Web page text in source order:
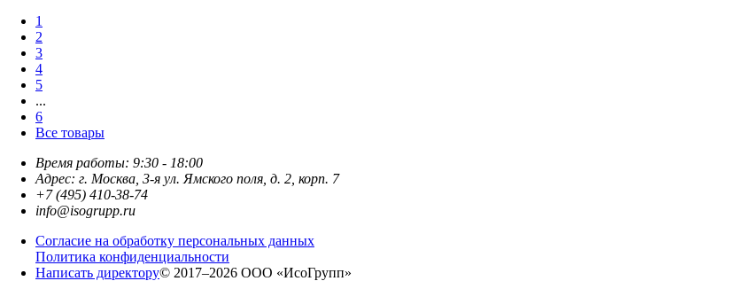
1
2
3
4
5
...
6
Все товары
Время работы: 9:30 - 18:00
Адрес: г. Москва, 3-я ул. Ямского поля, д. 2, корп. 7
+7 (495) 410-38-74
info@isogrupp.ru
Согласие на обработку персональных данных
Политика конфиденциальности
Написать директору© 2017–2026 ООО «ИсоГрупп»